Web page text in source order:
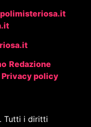
Redazione
Privacy policy
Tutti i diritti